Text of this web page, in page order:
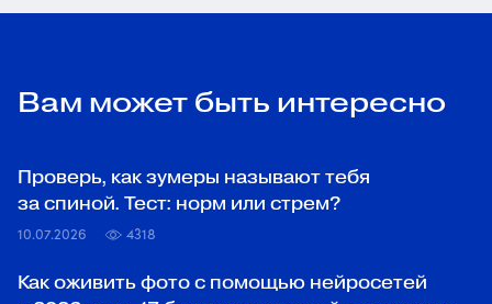
Вам может быть интересно
Проверь, как зумеры называют тебя
за спиной. Тест: норм или стрем?
10.07.2026 4318
Как оживить фото с помощью нейросетей